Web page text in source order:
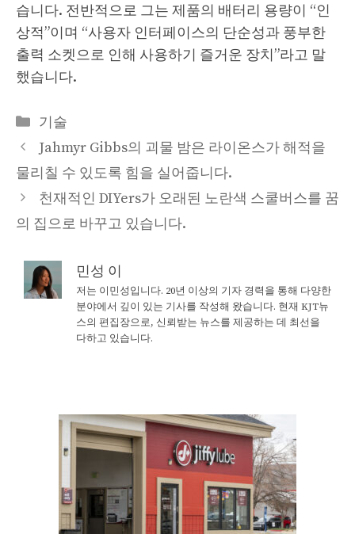
습니다. 전반적으로 그는 제품의 배터리 용량이 “인
상적”이며 “사용자 인터페이스의 단순성과 풍부한
출력 소켓으로 인해 사용하기 즐거운 장치”라고 말
했습니다.
Categories
기술
Jahmyr Gibbs의 괴물 밤은 라이온스가 해적을
물리칠 수 있도록 힘을 실어줍니다.
천재적인 DIYers가 오래된 노란색 스쿨버스를 꿈
의 집으로 바꾸고 있습니다.
민성 이
저는 이민성입니다. 20년 이상의 기자 경력을 통해 다양한
분야에서 깊이 있는 기사를 작성해 왔습니다. 현재 KJT뉴
스의 편집장으로, 신뢰받는 뉴스를 제공하는 데 최선을
다하고 있습니다.